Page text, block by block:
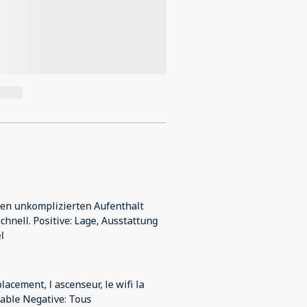
unkomplizierten Aufenthalt
Positive: Lage, Ausstattung
l ascenseur, le wifi la
Negative: Tous